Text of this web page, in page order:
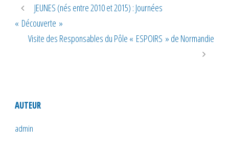
JEUNES (nés entre 2010 et 2015) : Journées
« Découverte »
Visite des Responsables du Pôle « ESPOIRS » de Normandie
AUTEUR
admin